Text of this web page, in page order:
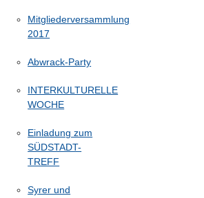
Mitgliederversammlung
2017
Abwrack-Party
INTERKULTURELLE
WOCHE
Einladung zum
SÜDSTADT-
TREFF
Syrer und